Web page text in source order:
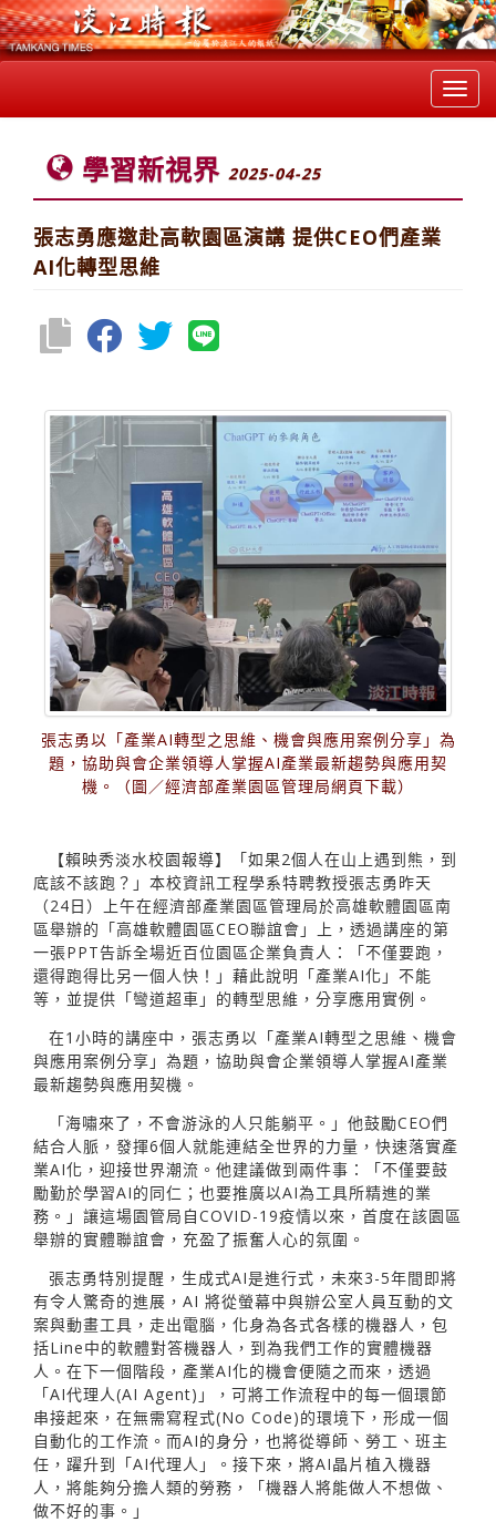
學習新視界 2025-04-25
張志勇應邀赴高軟園區演講 提供CEO們產業
AI化轉型思維
張志勇以「產業AI轉型之思維、機會與應用案例分享」為
題，協助與會企業領導人掌握AI產業最新趨勢與應用契
機。（圖／經濟部產業園區管理局網頁下載）
【賴映秀淡水校園報導】「如果2個人在山上遇到熊，到
底該不該跑？」本校資訊工程學系特聘教授張志勇昨天
（24日）上午在經濟部產業園區管理局於高雄軟體園區南
區舉辦的「高雄軟體園區CEO聯誼會」上，透過講座的第
一張PPT告訴全場近百位園區企業負責人：「不僅要跑，
還得跑得比另一個人快！」藉此說明「產業AI化」不能
等，並提供「彎道超車」的轉型思維，分享應用實例。
在1小時的講座中，張志勇以「產業AI轉型之思維、機會
與應用案例分享」為題，協助與會企業領導人掌握AI產業
最新趨勢與應用契機。
「海嘯來了，不會游泳的人只能躺平。」他鼓勵CEO們
結合人脈，發揮6個人就能連結全世界的力量，快速落實產
業AI化，迎接世界潮流。他建議做到兩件事：「不僅要鼓
勵勤於學習AI的同仁；也要推廣以AI為工具所精進的業
務。」讓這場園管局自COVID-19疫情以來，首度在該園區
舉辦的實體聯誼會，充盈了振奮人心的氛圍。
張志勇特別提醒，生成式AI是進行式，未來3-5年間即將
有令人驚奇的進展，AI 將從螢幕中與辦公室人員互動的文
案與動畫工具，走出電腦，化身為各式各樣的機器人，包
括Line中的軟體對答機器人，到為我們工作的實體機器
人。在下一個階段，產業AI化的機會便隨之而來，透過
「AI代理人(AI Agent)」，可將工作流程中的每一個環節
串接起來，在無需寫程式(No Code)的環境下，形成一個
自動化的工作流。而AI的身分，也將從導師、勞工、班主
任，躍升到「AI代理人」。接下來，將AI晶片植入機器
人，將能夠分擔人類的勞務，「機器人將能做人不想做、
做不好的事。」